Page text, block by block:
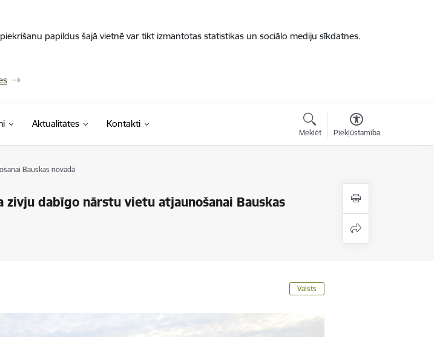
papildus šajā vietnē var tikt izmantotas statistikas un sociālo mediju sīkdatnes.
Aktualitātes Kontakti
Meklēt Piekļūstamība
Bauskas novadā
dabīgo nārstu vietu atjaunošanai Bauskas
Valsts